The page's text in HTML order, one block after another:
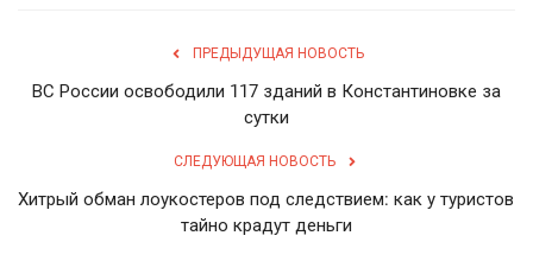
ПРЕДЫДУЩАЯ НОВОСТЬ
ВС России освободили 117 зданий в Константиновке за
сутки
СЛЕДУЮЩАЯ НОВОСТЬ
Хитрый обман лоукостеров под следствием: как у туристов
тайно крадут деньги